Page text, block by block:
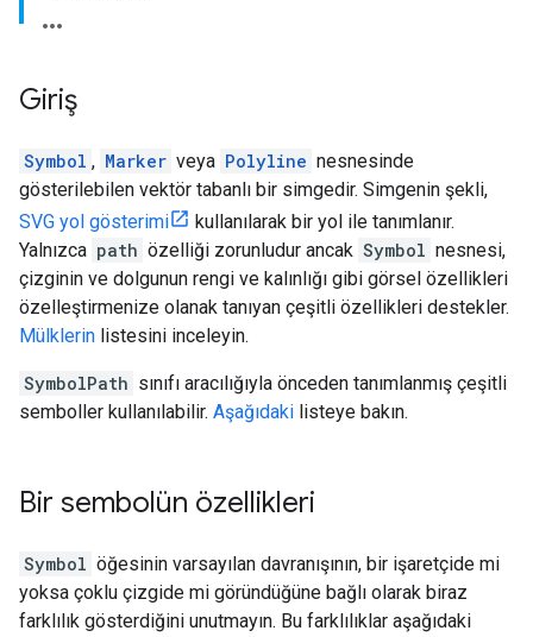
Giriş
Symbol , Marker veya Polyline nesnesinde
gösterilebilen vektör tabanlı bir simgedir. Simgenin şekli,
SVG yol gösterimi
kullanılarak bir yol ile tanımlanır.
Yalnızca path özelliği zorunludur ancak Symbol nesnesi,
çizginin ve dolgunun rengi ve kalınlığı gibi görsel özellikleri
özelleştirmenize olanak tanıyan çeşitli özellikleri destekler.
Mülklerin listesini inceleyin.
SymbolPath sınıfı aracılığıyla önceden tanımlanmış çeşitli
semboller kullanılabilir. Aşağıdaki listeye bakın.
Bir sembolün özellikleri
Symbol öğesinin varsayılan davranışının, bir işaretçide mi
yoksa çoklu çizgide mi göründüğüne bağlı olarak biraz
farklılık gösterdiğini unutmayın. Bu farklılıklar aşağıdaki